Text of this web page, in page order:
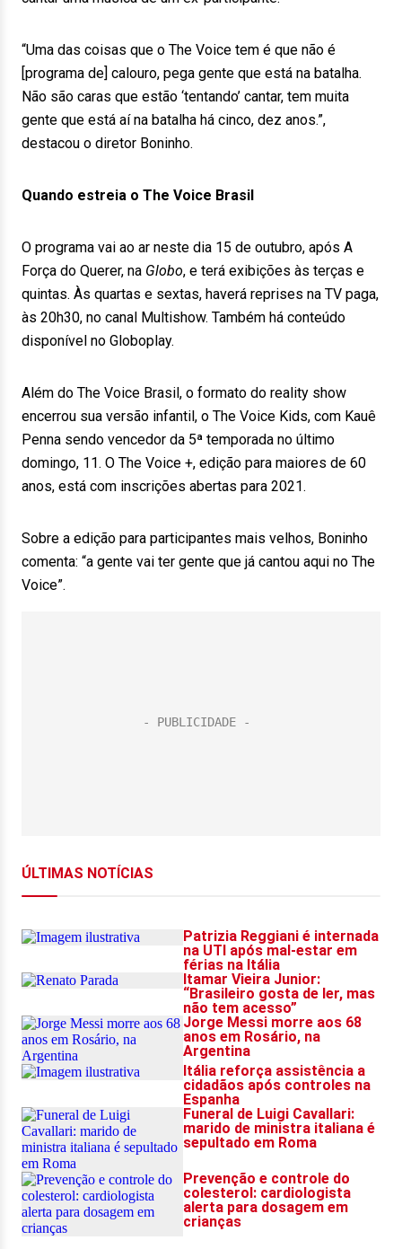
“Uma das coisas que o The Voice tem é que não é
[programa de] calouro, pega gente que está na batalha.
Não são caras que estão ‘tentando’ cantar, tem muita
gente que está aí na batalha há cinco, dez anos.”,
destacou o diretor Boninho.
Quando estreia o The Voice Brasil
O programa vai ao ar neste dia 15 de outubro, após A
Força do Querer, na Globo, e terá exibições às terças e
quintas. Às quartas e sextas, haverá reprises na TV paga,
às 20h30, no canal Multishow. Também há conteúdo
disponível no Globoplay.
Além do The Voice Brasil, o formato do reality show
encerrou sua versão infantil, o The Voice Kids, com Kauê
Penna sendo vencedor da 5ª temporada no último
domingo, 11. O The Voice +, edição para maiores de 60
anos, está com inscrições abertas para 2021.
Sobre a edição para participantes mais velhos, Boninho
comenta: “a gente vai ter gente que já cantou aqui no The
Voice”.